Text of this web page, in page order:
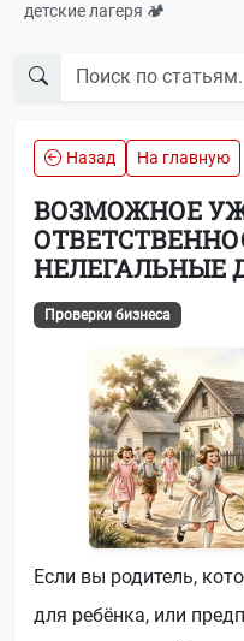
детские лагеря 🏕️
Назад На главную
ВОЗМОЖНОЕ
НЕЛЕГАЛЬНЫЕ
Проверки бизнеса
Если вы родитель,
для ребёнка, или